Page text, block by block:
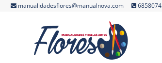
manualidadesflores@manualnova.com